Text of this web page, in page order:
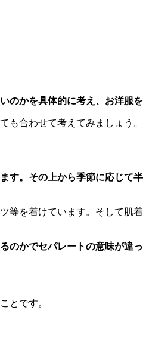
かを具体的に考え、お洋服を
も合わせて考えてみましょう。
す。その上から季節に応じて
を着けています。そして肌
かでセパレートの意味が違
とです。